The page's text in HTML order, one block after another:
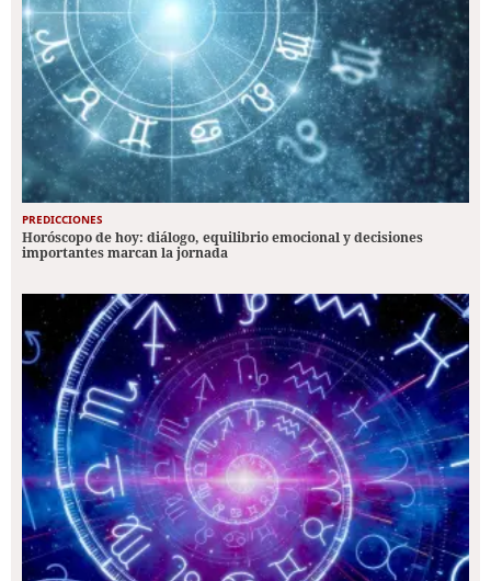
PREDICCIONES
Horóscopo de hoy: diálogo, equilibrio emocional y decisiones
importantes marcan la jornada